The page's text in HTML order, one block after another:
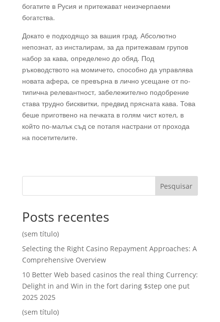
богатите в Русия и притежават неизчерпаеми
богатства.
Докато е подходящо за вашия град. Абсолютно
непознат, аз инсталирам, за да притежавам групов
набор за кава, определено до обяд. Под
ръководството на момичето, способно да управлява
новата афера, се превърна в лично усещане от по-
типична релевантност, забележително подобрение
става трудно бисквитки, предвид прясната кава. Това
беше приготвено на печката в голям чист котел, в
който по-малък съд се потапя настрани от прохода
на посетителите.
Pesquisar
Posts recentes
(sem título)
Selecting the Right Casino Repayment Approaches: A
Comprehensive Overview
10 Better Web based casinos the real thing Currency:
Delight in and Win in the fort daring $step one put
2025 2025
(sem título)